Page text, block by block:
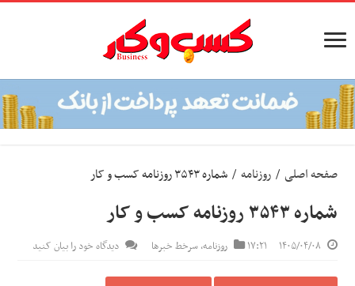
صفحه اصلی / روزنامه / شماره ۳۵۴۳ روزنامه کسب و کار
شماره ۳۵۴۳ روزنامه کسب و کار
۱۴۰۵/۰۴/۰۸ ۱۷:۲۱ روزنامه,سرخط خبرها دیدگاه خود را بیان کنید